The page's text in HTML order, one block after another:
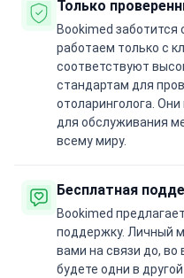
Только
Bookimed
работаем только с
соответствуют
стандартам для
отоларинголога.
для обслуживания
всему миру.
Бесплатная
Bookimed
поддержку. Личный
вами на связи до, во
будете одни в